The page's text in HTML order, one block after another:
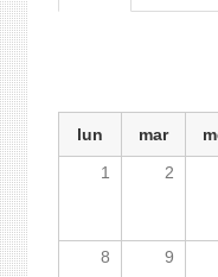
principaux
actif)
lun mar
1
2
8 9